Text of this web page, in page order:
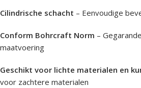
Cilindrische schacht – Eenvoudige
Conform Bohrcraft Norm –
maatvoering
Geschikt voor lichte materialen en
voor zachtere materialen